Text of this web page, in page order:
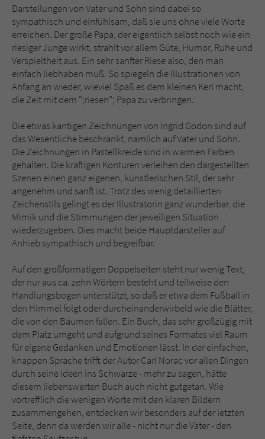
Darstellungen von Vater und Sohn sind dabei so
sympathisch und einfühlsam, daß sie uns ohne viele Worte
erreichen. Der große Papa, der eigentlich selbst noch wie ein
riesiger Junge wirkt, strahlt vor allem Güte, Humor, Ruhe und
Verspieltheit aus. Ein sehr sanfter Riese also, den man
einfach liebhaben muß. So spiegeln die Illustrationen von
Anfang an wieder, wieviel Spaß es dem kleinen Kerl macht,
die Zeit mit dem ";riesen"; Papa zu verbringen.
Die etwas kantigen Zeichnungen von Ingrid Godon sind auf
das Wesentliche beschränkt, nämlich auf Vater und Sohn.
Die Zeichnungen in Pastellkreide sind in warmen Farben
gehalten. Die kräftigen Konturen verleihen den dargestellten
Szenen einen ganz eigenen, künstlerischen Stil, der sehr
angenehm und sanft ist. Trotz des wenig detaillierten
Zeichenstils gelingt es der Illustratorin ganz wunderbar, die
Mimik und die Stimmungen der jeweiligen Situation
wiederzugeben. Dies macht beide Hauptdarsteller auf
Anhieb sympathisch und begreifbar.
Auf den großformatigen Doppelseiten steht nur wenig Text,
der nur aus ca. zehn Wörtern besteht und teilweise den
Handlungsbogen unterstützt, so daß er etwa dem Fußball in
den Himmel folgt oder durcheinanderwirbeld wie die Blätter,
die von den Bäumen fallen. Ein Buch, das sehr großzügig mit
dem Platz umgeht und aufgrund seines Formates viel Raum
für eigene Gedanken und Emotionen lässt. In der einfachen,
knappen Sprache trifft der Autor Carl Norac vor allen Dingen
durch seine Ideen ins Schwarze - mehr zu sagen, hätte
diesem liebenswerten Buch auch nicht gutgetan. Wie
vortrefflich die wenigen Worte mit den klaren Bildern
zusammengehen, entdecken wir besonders auf der letzten
Seite, denn da werden wir alle - nicht nur die Väter - den